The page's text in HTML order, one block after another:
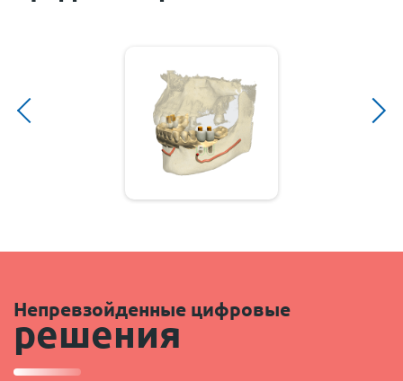
Непревзойденные цифровые
решения